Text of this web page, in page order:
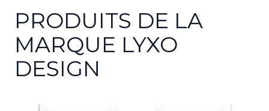
PRODUITS DE LA
MARQUE LYXO
DESIGN